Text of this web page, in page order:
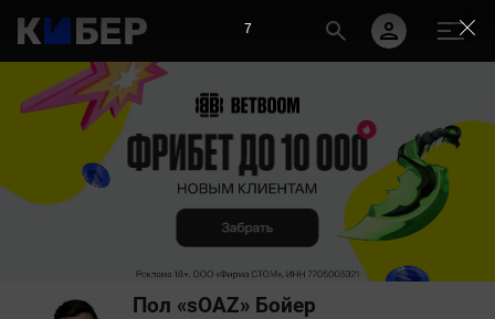
Пол «sOAZ» Бойер
7